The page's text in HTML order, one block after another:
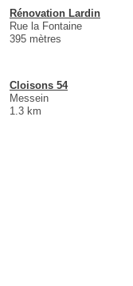
Rénovation Lardin
Rue la Fontaine
395 mètres
Cloisons 54
Messein
1.3 km